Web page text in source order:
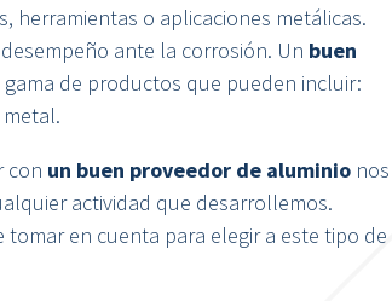
herramientas o aplicaciones metálicas.
ante la corrosión. Un buen
de productos que pueden incluir:
con un buen proveedor de aluminio nos
actividad que desarrollemos.
en cuenta para elegir a este tipo de